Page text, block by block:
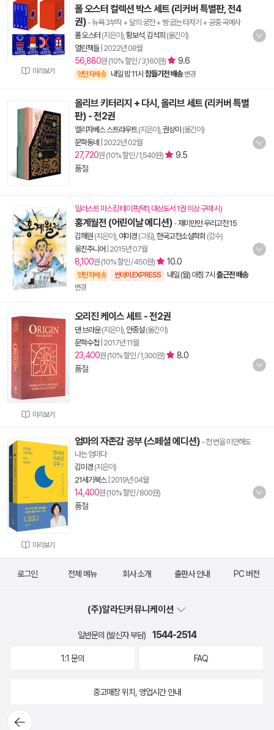
미리보기
폴 오스터 컬렉션 박스 세트 (리커버 특별판, 전4
권) - 뉴욕 3부작 + 달의 궁전 + 빵 굽는 타자기 + 공중 곡예사
폴 오스터 (지은이), 황보석 김석희 (옮긴이)
열린책들| 2022년 08월
56,880원 (10% 할인 / 3,160원) 9.6
양탄자배송 내일 밤 11시 잠들기전 배송 변경
올리브 키터리지 + 다시, 올리브 세트 (리커버 특별
판) - 전2권
엘리자베스 스트라우트(지은이), 권상미 (옮긴이)
문학동네
2022년 02월
27,720원 (10% 할인 / 1,540원)
9.5
품절
일러스트 마스킹 테이프(택1, 대상도서 1권 이상 구매 시)
홍계월전 (어린이날 에디션) -재미만만 우리고전 15
김해원 (지은이), 여미경 (그림), 한국고전소설학회 (감수)
웅진주니어 2015년 07월
8,100원 (10% 할인 / 450원) 10.0
양탄자배송 썬데이 EXPRESS 내일 (월) 아침 7시 출근전 배송
변경
미리보기
오리진 케이스 세트 - 전2권
댄 브라운(지은이), 안종설(옮긴이)
문학수첩 2017년 11월
23,400원 (10% 할인 / 1,300원)
8.0
품절
미리보기
엄마의 자존감 공부 (스페셜 에디션) - 천 번을 미안해도
나는 엄마다
김미경 (지은이)
21세기북스| 2019년 04월
14,400원 (10% 할인 / 800원)
품절
뒤로가
로그인 전체 메뉴 회사 소개 출판사 안내 PC 버전
(주)알라딘커뮤니케이션
일반문의 (발신자 부담) 1544-2514
1:1 문의 FAQ
중고매장 위치, 영업시간 안내